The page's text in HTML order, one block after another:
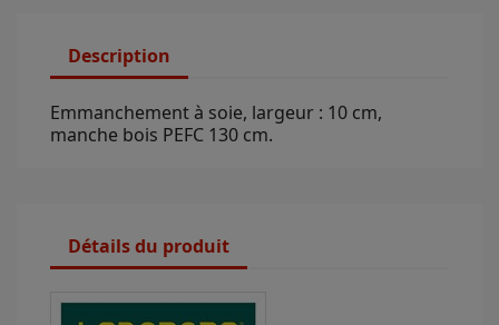
Description
Emmanchement à soie, largeur : 10 cm,
manche bois PEFC 130 cm.
Détails du produit